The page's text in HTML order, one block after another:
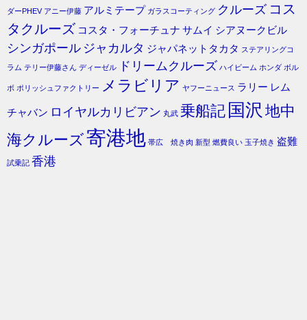
ダーPHEV アニー伊藤 アルミテープ ガラスコーティング クルーズ コス
タクルーズ コスタ・フォーチュナ サムイ シアヌークビル
シンガポール ジャカルタ ジャパネットタカタ ステアリングコ
ラム テリー伊藤さん ディーゼル ドリームクルーズ ハイビーム ホンダ ボル
ボ ポリッシュファクトリー メラビリア ヤフーニュース ラリー レム
チャバン ロイヤルカリビアン 丸武 乗船記 国沢 地中
海クルーズ寄港地 帯広 焼き肉 新型 燃費良い 玉子焼き 盗難
試乗記 香港